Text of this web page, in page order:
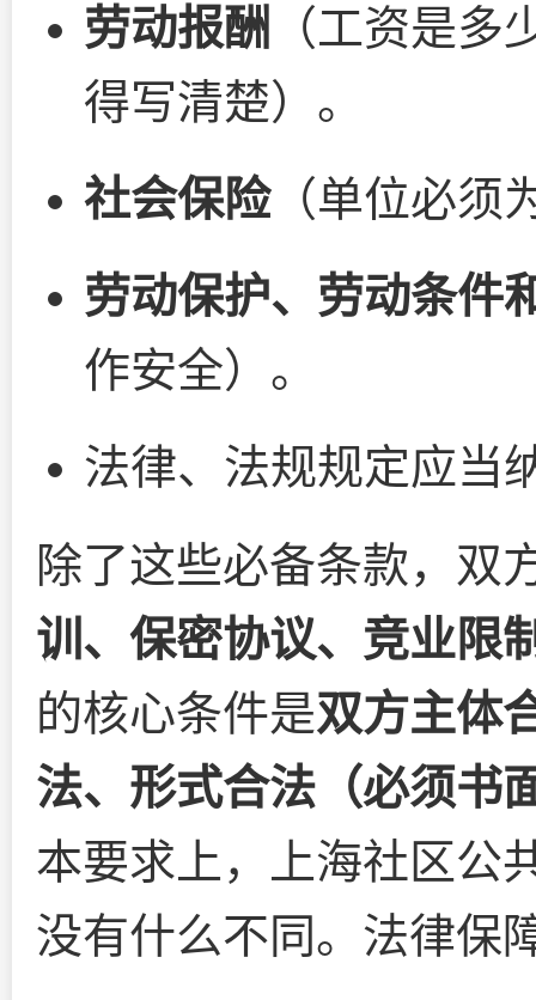
劳动报酬 （工资是
得写清楚）。
社会保险（单位必须
劳动保护、劳动条件
作安全）。
法律、法规规定应当
除了这些必备条款，双
训、保密协议、竞业限
的核心条件是双方主体
法、形式合法（必须书
本要求上，上海社区公
没有什么不同。法律保